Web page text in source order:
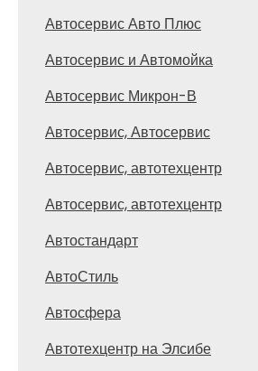
Автосервис Авто Плюс
Автосервис и Автомойка
Автосервис Микрон-В
Автосервис, Автосервис
Автосервис, автотехцентр
Автосервис, автотехцентр
Автостандарт
АвтоСтиль
Автосфера
Автотехцентр на Элсибе